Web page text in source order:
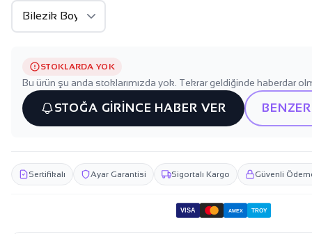
STOKLARDA YOK
Bu ürün şu anda stoklarımızda yok. Tekrar geldiğinde haberdar
STOĞA GİRİNCE HABER VER
Sertifikalı Ayar Garantisi Sigortalı Kargo Güvenli
VISA AMEX TROY